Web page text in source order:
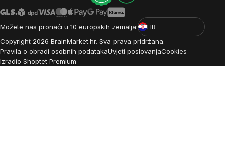
Možete nas pronaći u 10 europskih zemalja:
HR
Copyright 2026 BrainMarket.hr. Sva prava pridržana.
Pravila o obradi osobnih podatakaUvjeti poslovanjaCookies
Izradio Shoptet Premium